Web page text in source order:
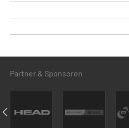
Partner & Sponsoren